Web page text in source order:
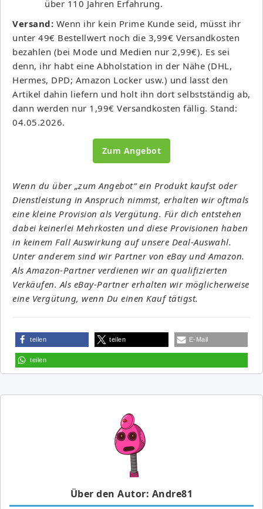
über 110 Jahren Erfahrung.
Versand: Wenn ihr kein Prime Kunde seid, müsst ihr
unter 49€ Bestellwert noch die 3,99€ Versandkosten
bezahlen (bei Mode und Medien nur 2,99€). Es sei
denn, ihr habt eine Abholstation in der Nähe (DHL,
Hermes, DPD; Amazon Locker usw.) und lasst den
Artikel dahin liefern und holt ihn dort selbstständig ab,
dann werden nur 1,99€ Versandkosten fällig. Stand:
04.05.2026.
Zum Angebot
Wenn du über „zum Angebot“ ein Produkt kaufst oder
Dienstleistung in Anspruch nimmst, erhalten wir oftmals
eine kleine Provision als Vergütung. Für dich entstehen
dabei keinerlei Mehrkosten und diese Provisionen haben
in keinem Fall Auswirkung auf unsere Deal-Auswahl.
Unter anderem sind wir Partner von eBay und Amazon.
Als Amazon-Partner verdienen wir an qualifizierten
Verkäufen. Als eBay-Partner erhalten wir möglicherweise
eine Vergütung, wenn Du einen Kauf tätigst.
teilen teilen E-Mail
teilen
Über den Autor: Andre81